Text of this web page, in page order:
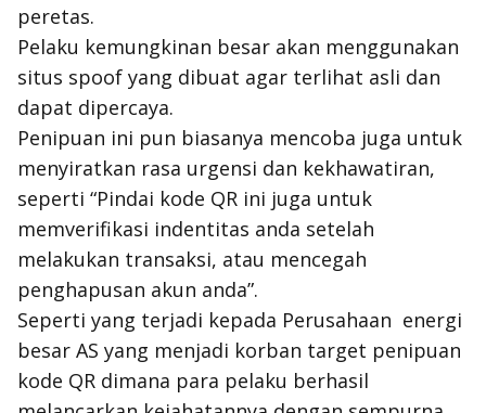
peretas.
Pelaku kemungkinan besar akan menggunakan
situs spoof yang dibuat agar terlihat asli dan
dapat dipercaya.
Penipuan ini pun biasanya mencoba juga untuk
menyiratkan rasa urgensi dan kekhawatiran,
seperti “Pindai kode QR ini juga untuk
memverifikasi indentitas anda setelah
melakukan transaksi, atau mencegah
penghapusan akun anda”.
Seperti yang terjadi kepada Perusahaan energi
besar AS yang menjadi korban target penipuan
kode QR dimana para pelaku berhasil